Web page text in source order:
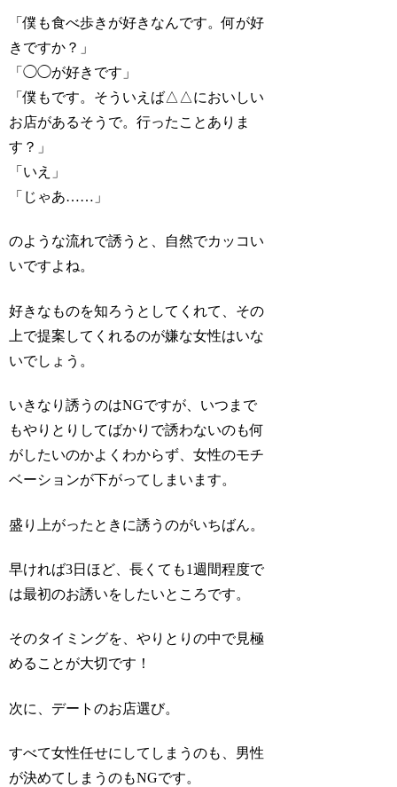
「僕も食べ歩きが好きなんです。何が好
きですか？」
「◯◯が好きです」
「僕もです。そういえば△△においしい
お店があるそうで。行ったことありま
す？」
「いえ」
「じゃあ……」
のような流れで誘うと、自然でカッコい
いですよね。
好きなものを知ろうとしてくれて、その
上で提案してくれるのが嫌な女性はいな
いでしょう。
いきなり誘うのはNGですが、いつまで
もやりとりしてばかりで誘わないのも何
がしたいのかよくわからず、女性のモチ
ベーションが下がってしまいます。
盛り上がったときに誘うのがいちばん。
早ければ3日ほど、長くても1週間程度で
は最初のお誘いをしたいところです。
そのタイミングを、やりとりの中で見極
めることが大切です！
次に、デートのお店選び。
すべて女性任せにしてしまうのも、男性
が決めてしまうのもNGです。